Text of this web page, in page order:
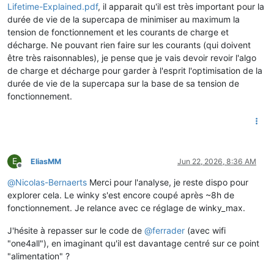
Lifetime-Explained.pdf, il apparait qu'il est très important pour la
durée de vie de la supercapa de minimiser au maximum la
tension de fonctionnement et les courants de charge et
décharge. Ne pouvant rien faire sur les courants (qui doivent
être très raisonnables), je pense que je vais devoir revoir l'algo
de charge et décharge pour garder à l'esprit l'optimisation de la
durée de vie de la supercapa sur la base de sa tension de
fonctionnement.
E
Offline
EliasMM Jun 22, 2026, 8:36 AM
@Nicolas-Bernaerts Merci pour l'analyse, je reste dispo pour
explorer cela. Le winky s'est encore coupé après ~8h de
fonctionnement. Je relance avec ce réglage de winky_max.
J'hésite à repasser sur le code de @ferrader (avec wifi
"one4all"), en imaginant qu'il est davantage centré sur ce point
"alimentation" ?